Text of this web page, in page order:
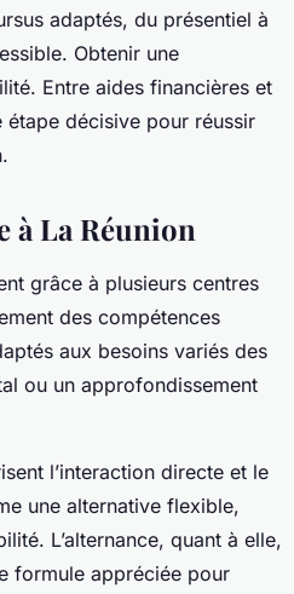
adaptés, du présentiel à
Obtenir une
Entre aides financières et
étape décisive pour réussir
à La Réunion
grâce à plusieurs centres
des compétences
aux besoins variés des
ou un approfondissement
l’interaction directe et le
une alternative flexible,
L’alternance, quant à elle,
formule appréciée pour